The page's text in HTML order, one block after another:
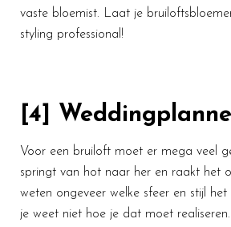
vaste bloemist. Laat je
styling professional!
[4]
Voor een bruiloft moet er mega veel
springt van hot naar her en raakt het
weten ongeveer welke sfeer en stijl
je weet niet hoe je dat moet realiseren.